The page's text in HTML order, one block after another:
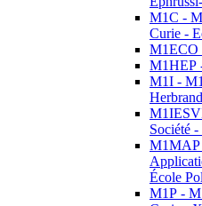
M1C -
Curie -
M1ECO
M1HEP
M1I -
Société
M1MAP
École
M1P -